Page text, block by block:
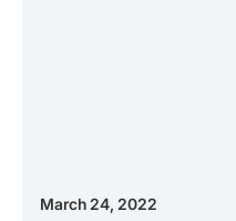
March 24, 2022